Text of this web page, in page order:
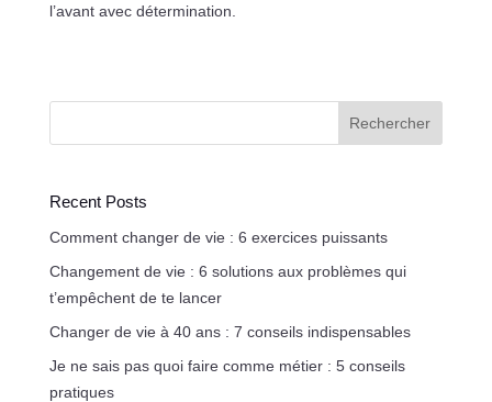
l’avant avec détermination.
Rechercher
Recent Posts
Comment changer de vie : 6 exercices puissants
Changement de vie : 6 solutions aux problèmes qui
t’empêchent de te lancer
Changer de vie à 40 ans : 7 conseils indispensables
Je ne sais pas quoi faire comme métier : 5 conseils
pratiques